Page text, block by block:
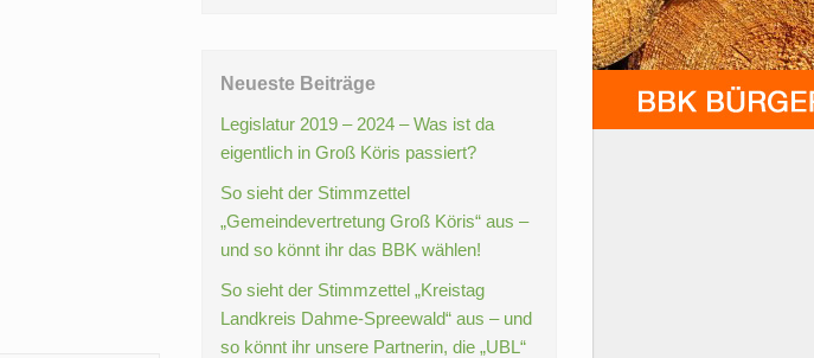
Neueste Beiträge
Legislatur 2019 – 2024 – Was ist da
eigentlich in Groß Köris passiert?
So sieht der Stimmzettel
„Gemeindevertretung Groß Köris“ aus –
und so könnt ihr das BBK wählen!
So sieht der Stimmzettel „Kreistag
Landkreis Dahme-Spreewald“ aus – und
so könnt ihr unsere Partnerin, die „UBL“